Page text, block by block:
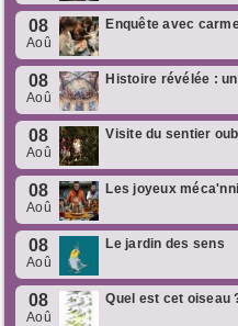
08
Aoû
Enquête avec
08
Aoû
Histoire révélée :
08
Aoû
Visite du sentier
08
Aoû
Les joyeux
08
Aoû
Le jardin des sens
08
Aoû
Quel est cet oiseau